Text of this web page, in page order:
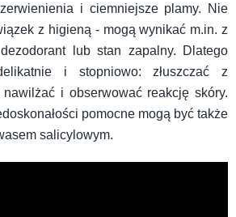
i ciemniejsze plamy. Nie
z higieną - mogą wynikać m.in. z
lub stan zapalny. Dlatego
i stopniowo: złuszczać z
nawilżać i obserwować reakcję skóry.
pomocne mogą być także
salicylowym.